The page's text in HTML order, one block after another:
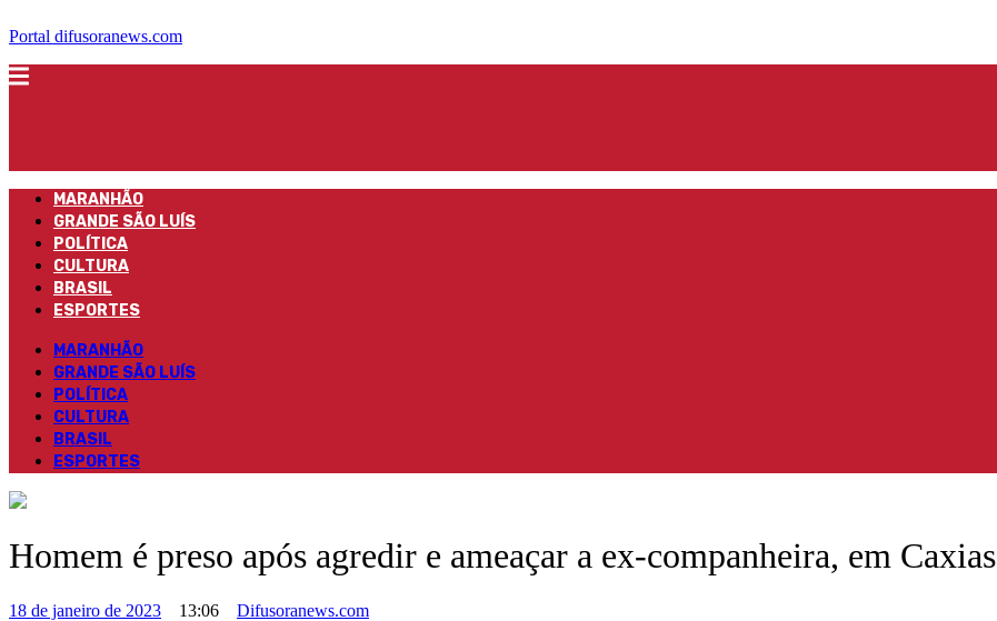
Portal difusoranews.com
MARANHÃO
GRANDE SÃO LUÍS
POLÍTICA
CULTURA
BRASIL
ESPORTES
MARANHÃO
GRANDE SÃO LUÍS
POLÍTICA
CULTURA
BRASIL
ESPORTES
Homem é preso após agredir e ameaçar a ex-companheira, em Caxias
18 de janeiro de 2023 13:06 Difusoranews.com